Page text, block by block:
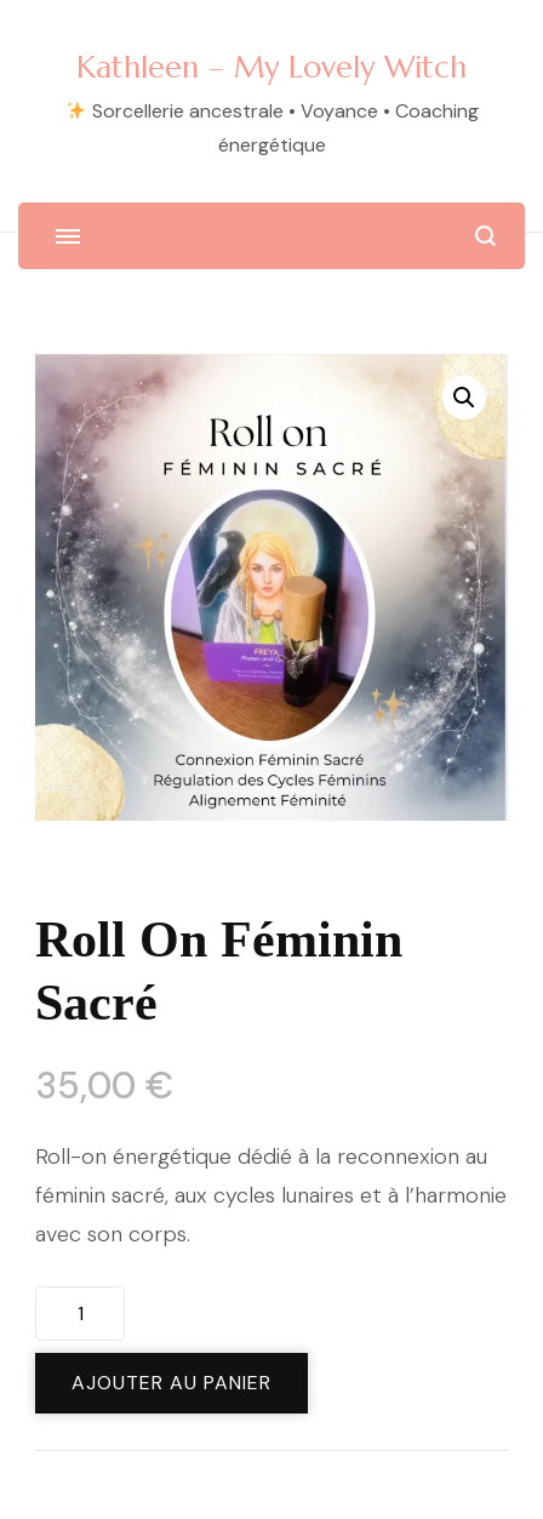
Kathleen – My Lovely Witch
Sorcellerie ancestrale • Voyance • Coaching
énergétique
Roll On Féminin
Sacré
35,00 €
Roll-on énergétique dédié à la reconnexion au
féminin sacré, aux cycles lunaires et à l’harmonie
avec son corps.
quantité
de
On
Féminin
AJOUTER AU PANIER